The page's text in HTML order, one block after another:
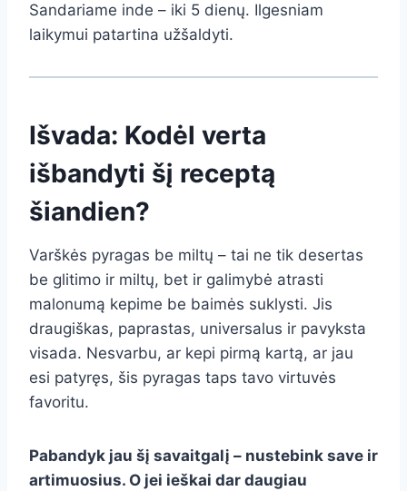
Sandariame inde – iki 5 dienų. Ilgesniam
laikymui patartina užšaldyti.
Išvada: Kodėl verta
išbandyti šį receptą
šiandien?
Varškės pyragas be miltų – tai ne tik desertas
be glitimo ir miltų, bet ir galimybė atrasti
malonumą kepime be baimės suklysti. Jis
draugiškas, paprastas, universalus ir pavyksta
visada. Nesvarbu, ar kepi pirmą kartą, ar jau
esi patyręs, šis pyragas taps tavo virtuvės
favoritu.
Pabandyk jau šį savaitgalį – nustebink save ir
artimuosius. O jei ieškai dar daugiau